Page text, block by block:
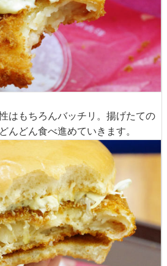
はもちろんバッチリ。揚げたての
んどん食べ進めていきます。